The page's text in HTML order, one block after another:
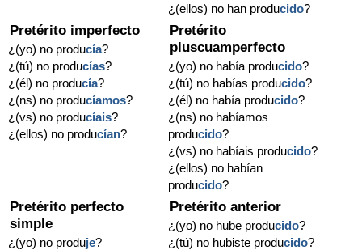
¿(ellos) no han producido?
Pretérito imperfecto
¿(yo) no producía?
¿(tú) no producías?
¿(él) no producía?
¿(ns) no producíamos?
¿(vs) no producíais?
¿(ellos) no producían?
Pretérito
pluscuamperfecto
¿(yo) no había producido?
¿(tú) no habías producido?
¿(él) no había producido?
¿(ns) no habíamos
producido?
¿(vs) no habíais producido?
¿(ellos) no habían
producido?
Pretérito perfecto
simple
¿(yo) no produje?
Pretérito anterior
¿(yo) no hube producido?
¿(tú) no hubiste producido?